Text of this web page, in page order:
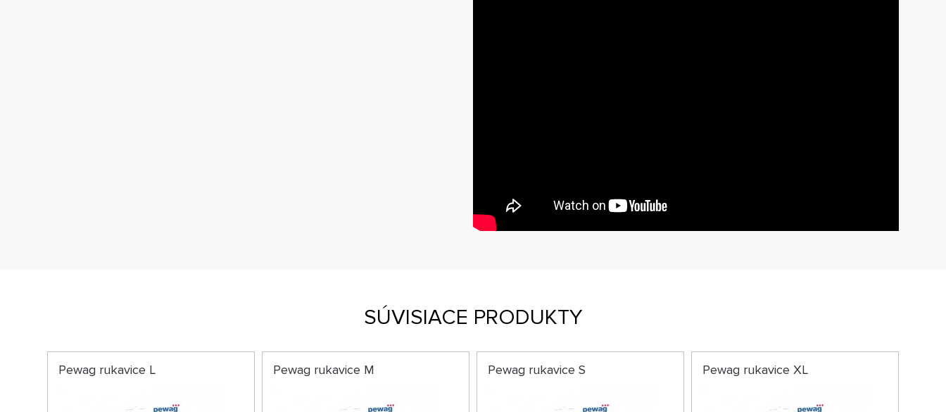
SÚVISIACE PRODUKTY
Pewag rukavice L Pewag rukavice M Pewag rukavice S Pewag rukavice XL